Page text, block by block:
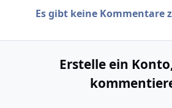
Es gibt keine Kommentare
Erstelle ein